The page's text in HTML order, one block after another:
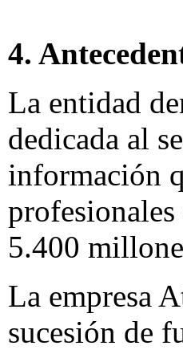
4.
La entidad
dedicada al
información
5.400
La empresa
sucesión de